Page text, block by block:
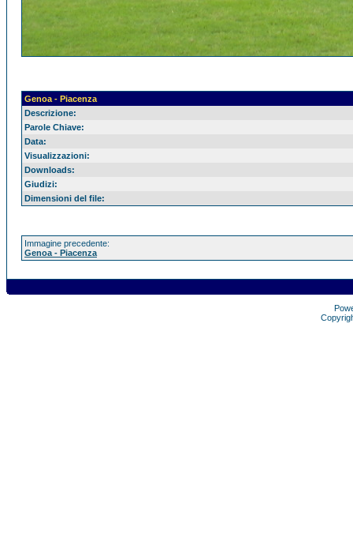
Genoa - Piacenza
Descrizione:
Parole Chiave:
Data:
Visualizzazioni:
Downloads:
Giudizi:
Dimensioni del file:
Immagine precedente:
Genoa - Piacenza